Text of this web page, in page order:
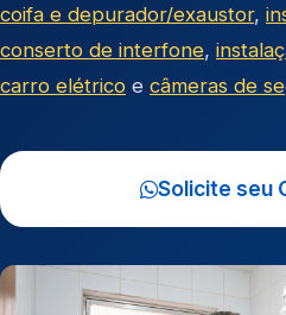
coifa e depurador/exaustor,
conserto de interfone,
carro elétrico e câmeras de
Solicite seu